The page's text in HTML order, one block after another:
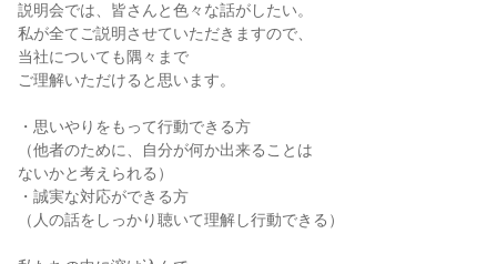
説明会では、皆さんと色々な話がしたい。
私が全てご説明させていただきますので、
当社についても隅々まで
ご理解いただけると思います。
・思いやりをもって行動できる方
（他者のために、自分が何か出来ることは
ないかと考えられる）
・誠実な対応ができる方
（人の話をしっかり聴いて理解し行動できる）